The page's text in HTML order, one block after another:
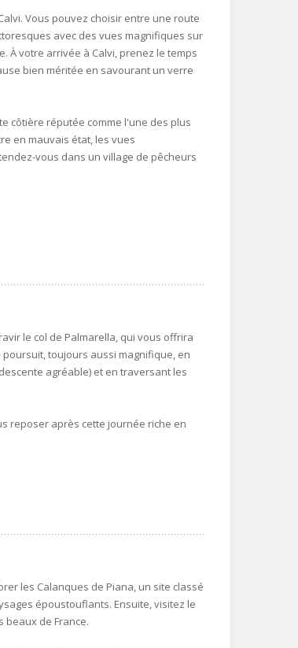
Vous pouvez choisir entre une route
avec des vues magnifiques sur
À votre arrivée à Calvi, prenez le temps
bien méritée en savourant un verre
côtière réputée comme l'une des plus
en mauvais état, les vues
vous dans un village de pêcheurs
le col de Palmarella, qui vous offrira
toujours aussi magnifique, en
agréable) et en traversant les
reposer après cette journée riche en
les Calanques de Piana, un site classé
époustouflants. Ensuite, visitez le
beaux de France.